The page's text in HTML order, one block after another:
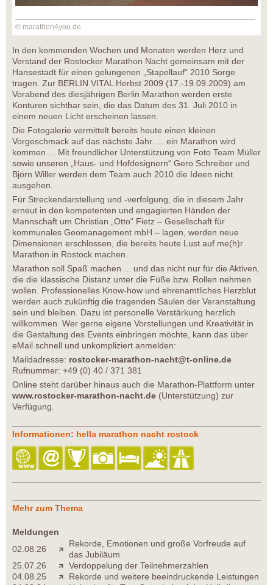
© marathon4you.de
In den kommenden Wochen und Monaten werden Herz und
Verstand der Rostocker Marathon Nacht gemeinsam mit der
Hansestadt für einen gelungenen „Stapellauf“ 2010 Sorge
tragen. Zur BERLIN VITAL Herbst 2009 (17.-19.09.2009) am
Vorabend des diesjährigen Berlin Marathon werden erste
Konturen sichtbar sein, die das Datum des 31. Juli 2010 in
einem neuen Licht erscheinen lassen.
Die Fotogalerie vermittelt bereits heute einen kleinen
Vorgeschmack auf das nächste Jahr. ... ein Marathon wird
kommen ... Mit freundlicher Unterstützung von Foto Team Müller
sowie unseren „Haus- und Hofdesignern“ Gero Schreiber und
Björn Willer werden dem Team auch 2010 die Ideen nicht
ausgehen.
Für Streckendarstellung und -verfolgung, die in diesem Jahr
erneut in den kompetenten und engagierten Händen der
Mannschaft um Christian „Otto“ Fietz – Gesellschaft für
kommunales Geomanagement mbH – lagen, werden neue
Dimensionen erschlossen, die bereits heute Lust auf me(h)r
Marathon in Rostock machen.
Marathon soll Spaß machen ... und das nicht nur für die Aktiven,
die die klassische Distanz unter die Füße bzw. Rollen nehmen
wollen. Professionelles Know-how und ehrenamtliches Herzblut
werden auch zukünftig die tragenden Säulen der Veranstaltung
sein und bleiben. Dazu ist personelle Verstärkung herzlich
willkommen. Wer gerne eigene Vorstellungen und Kreativität in
die Gestaltung des Events einbringen möchte, kann das über
eMail schnell und unkompliziert anmelden:
Maildadresse: rostocker-marathon-nacht@t-online.de
Rufnummer: +49 (0) 40 / 371 381
Online steht darüber hinaus auch die Marathon-Plattform unter
www.rostocker-marathon-nacht.de (Unterstützung) zur
Verfügung.
Informationen: hella marathon nacht rostock
Mehr zum Thema
Meldungen
02.08.26
Rekorde, Emotionen und große Vorfreude auf
das Jubiläum
25.07.26
Verdoppelung der Teilnehmerzahlen
04.08.25
Rekorde und weitere beeindruckende Leistungen